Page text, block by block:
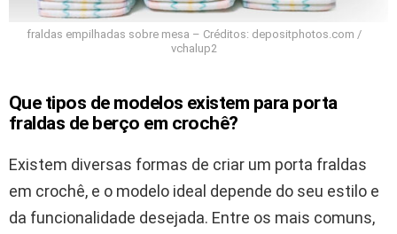
fraldas empilhadas sobre mesa – Créditos: depositphotos.com /
vchalup2
Que tipos de modelos existem para porta
fraldas de berço em crochê?
Existem diversas formas de criar um porta fraldas
em crochê, e o modelo ideal depende do seu estilo e
da funcionalidade desejada. Entre os mais comuns,